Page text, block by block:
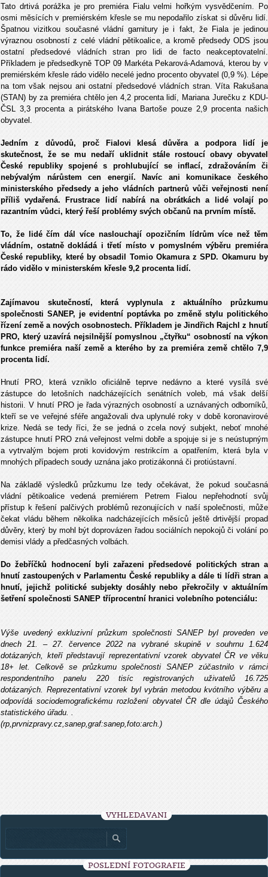
Tato drtivá porážka je pro premiéra Fialu velmi hořkým vysvědčením. Po
osmi měsících v premiérském křesle se mu nepodařilo získat si důvěru lidí.
Špatnou vizitkou současné vládní garnitury je i fakt, že Fiala je jedinou
výraznou osobností z celé vládní pětikoalice, a kromě předsedy ODS jsou
ostatní předsedové vládních stran pro lidi de facto neakceptovatelní.
Příkladem je předsedkyně TOP 09 Markéta Pekarová-Adamová, kterou by v
premiérském křesle rádo vidělo necelé jedno procento obyvatel (0,9 %). Lépe
na tom však nejsou ani ostatní předsedové vládních stran. Víta Rakušana
(STAN) by za premiéra chtělo jen 4,2 procenta lidí, Mariana Jurečku z KDU-
ČSL 3,3 procenta a pirátského Ivana Bartoše pouze 2,9 procenta našich
obyvatel.
Jedním z důvodů, proč Fialovi klesá důvěra a podpora lidí je
skutečnost, že se mu nedaří uklidnit stále rostoucí obavy obyvatel
České republiky spojené s prohlubující se inflací, zdražováním či
nebývalým nárůstem cen energií. Navíc ani komunikace českého
ministerského předsedy a jeho vládních partnerů vůči veřejnosti není
příliš vydařená. Frustrace lidí nabírá na obrátkách a lidé volají po
razantním vůdci, který řeší problémy svých občanů na prvním místě.
To, že lidé čím dál více naslouchají opozičním lídrům více než těm
vládním, ostatně dokládá i třetí místo v pomyslném výběru premiéra
České republiky, které by obsadil Tomio Okamura z SPD. Okamuru by
rádo vidělo v ministerském křesle 9,2 procenta lidí.
Zajímavou skutečností, která vyplynula z aktuálního průzkumu
společnosti SANEP, je evidentní poptávka po změně stylu politického
řízení země a nových osobnostech. Příkladem je Jindřich Rajchl z hnutí
PRO, který uzavírá nejsilnější pomyslnou „čtyřku“ osobností na výkon
funkce premiéra naší země a kterého by za premiéra země chtělo 7,9
procenta lidí.
Hnutí PRO, která vzniklo oficiálně teprve nedávno a které vysílá své
zástupce do letošních nadcházejících senátních voleb, má však delší
historii. V hnutí PRO je řada výrazných osobností a uznávaných odborníků,
kteří se ve veřejné sféře angažovali dva uplynulé roky v době koronavirové
krize. Nedá se tedy říci, že se jedná o zcela nový subjekt, neboť mnohé
zástupce hnutí PRO zná veřejnost velmi dobře a spojuje si je s neústupným
a vytrvalým bojem proti kovidovým restrikcím a opatřením, která byla v
mnohých případech soudy uznána jako protizákonná či protiústavní.
Na základě výsledků průzkumu lze tedy očekávat, že pokud současná
vládní pětikoalice vedená premiérem Petrem Fialou nepřehodnotí svůj
přístup k řešení palčivých problémů rezonujících v naší společnosti, může
čekat vládu během několika nadcházejících měsíců ještě drtivější propad
důvěry, který by mohl být doprovázen řadou sociálních nepokojů či volání po
demisi vlády a předčasných volbách.
Do žebříčků hodnocení byli zařazeni předsedové politických stran a
hnutí zastoupených v Parlamentu České republiky a dále ti lídři stran a
hnutí, jejichž politické subjekty dosáhly nebo překročily v aktuálním
šetření společnosti SANEP tříprocentní hranici volebního potenciálu:
Výše uvedený exkluzivní průzkum společnosti SANEP byl proveden ve
dnech 21. – 27. července 2022 na vybrané skupině v souhrnu 1.624
dotázaných, kteří představují reprezentativní vzorek obyvatel ČR ve věku
18+ let. Celkově se průzkumu společnosti SANEP zúčastnilo v rámci
respondentního panelu 220 tisíc registrovaných uživatelů 16.725
dotázaných. Reprezentativní vzorek byl vybrán metodou kvótního výběru a
odpovídá sociodemografickému rozložení obyvatel ČR dle údajů Českého
statistického úřadu. .
(rp,prvnizpravy.cz,sanep,graf:sanep,foto:arch.)
VYHLEDÁVÁNÍ
POSLEDNÍ FOTOGRAFIE